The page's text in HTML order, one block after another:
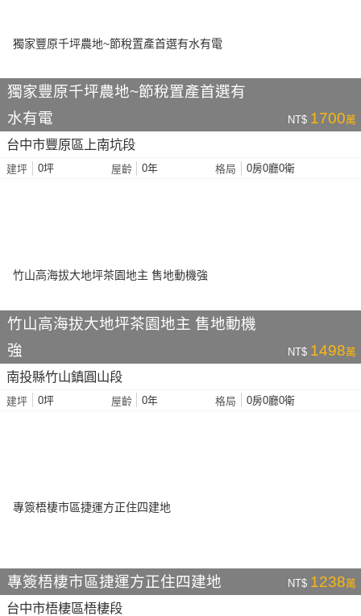
獨家豐原千坪農地~節稅置產首選有
水有電
NT$ 1700萬
台中市豐原區上南坑段
建坪 0坪 屋齡 0年 格局 0房0廳0衛
竹山高海拔大地坪茶園地主 售地動機
強
NT$ 1498萬
南投縣竹山鎮圓山段
建坪 0坪 屋齡 0年 格局 0房0廳0衛
專簽梧棲市區捷運方正住四建地 NT$ 1238萬
台中市梧棲區梧棲段